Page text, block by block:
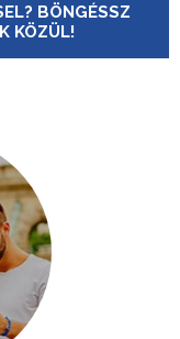
BÖNGÉSSZ
KÖZÜL!